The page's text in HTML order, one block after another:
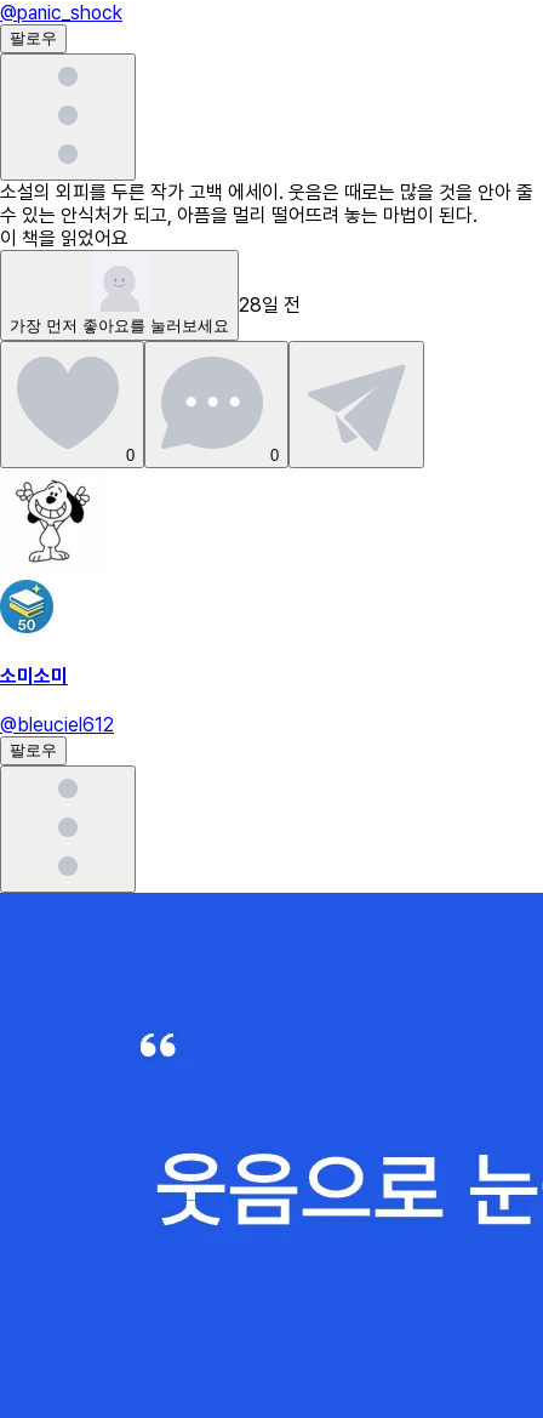
@panic_shock
팔로우
소설의 외피를 두른 작가 고백 에세이. 웃음은 때로는 많을 것을 안아 줄
수 있는 안식처가 되고, 아픔을 멀리 떨어뜨려 놓는 마법이 된다.
이 책을 읽었어요
가장 먼저 좋아요를 눌러보세요
28일 전
0 0
소미소미
@bleuciel612
팔로우